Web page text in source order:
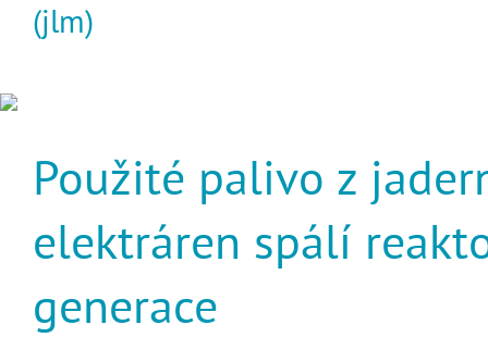
(jlm)
Použité palivo z
elektráren spálí
generace